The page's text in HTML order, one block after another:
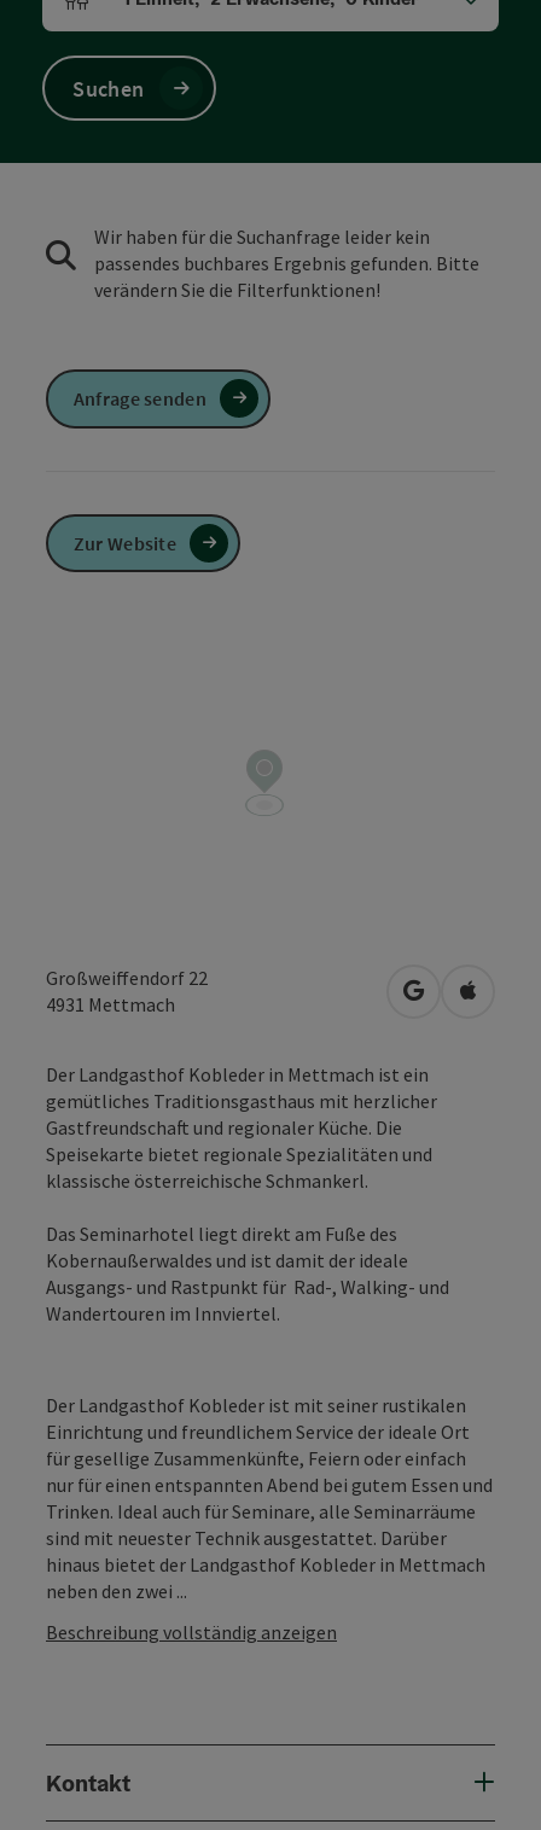
Großweiffendorf 22
4931 Mettmach in Google
in
Der Landgasthof Kobleder in Mettmach ist ein
gemütliches Traditionsgasthaus mit herzlicher
Gastfreundschaft und regionaler Küche. Die
Speisekarte bietet regionale Spezialitäten und
klassische österreichische Schmankerl.
Das Seminarhotel liegt direkt am Fuße des
Kobernaußerwaldes und ist damit der ideale
Ausgangs- und Rastpunkt für Rad-, Walking- und
Wandertouren im Innviertel.
Der Landgasthof Kobleder ist mit seiner rustikalen
Einrichtung und freundlichem Service der ideale Ort
für gesellige Zusammenkünfte, Feiern oder einfach
nur für einen entspannten Abend bei gutem Essen und
Trinken. Ideal auch für Seminare, alle Seminarräume
sind mit neuester Technik ausgestattet. Darüber
hinaus bietet der Landgasthof Kobleder in Mettmach
neben den zwei ...
Beschreibung vollständig anzeigen
Kontakt
Einheitenanzahl und Personenfelder
Suchen
Wir haben für die Suchanfrage leider kein
passendes buchbares Ergebnis gefunden. Bitte
verändern Sie die Filterfunktionen!
Anfrage senden
Zur Website